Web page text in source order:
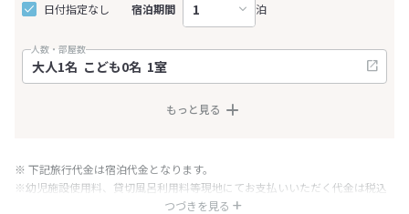
日付指定なし 宿泊期間 泊
人数・部屋数
もっと見る
つづきを見る
※ 下記旅行代金は宿泊代金となります。
※幼児施設使用料、貸切風呂利用料等現地にてお支払いいただく代金は税込
み表記となりますが、消費税増税に伴い代金が一部変更となる場合がござい